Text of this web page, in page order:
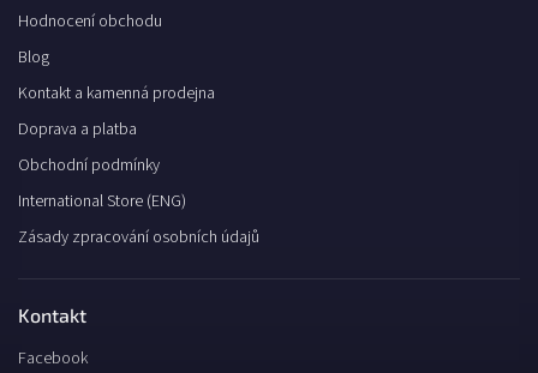
Hodnocení obchodu
Blog
Kontakt a kamenná prodejna
Doprava a platba
Obchodní podmínky
International Store (ENG)
Zásady zpracování osobních údajů
Kontakt
Facebook